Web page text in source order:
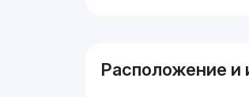
Расположение и